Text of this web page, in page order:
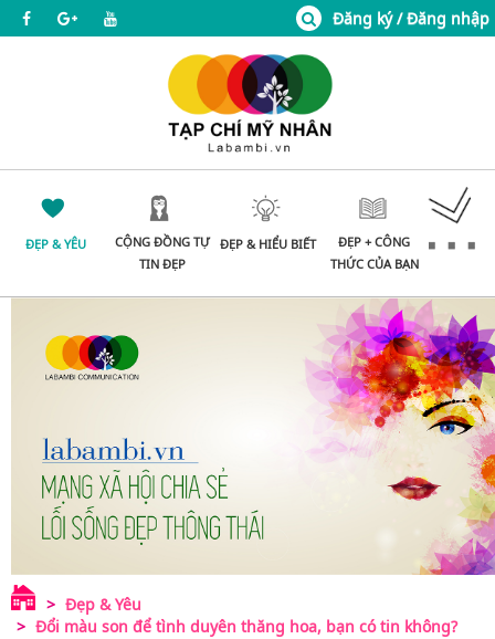
Đăng ký / Đăng nhập
ĐẸP & YÊU
CỘNG ĐỒNG TỰ
TIN ĐẸP
ĐẸP & HIỂU BIẾT
ĐẸP + CÔNG
THỨC CỦA BẠN
Đẹp & Yêu
Đổi màu son để tình duyên thăng hoa, bạn có tin không?